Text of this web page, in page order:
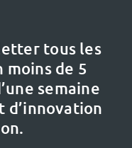
tous les
moins de 5
semaine
d’innovation